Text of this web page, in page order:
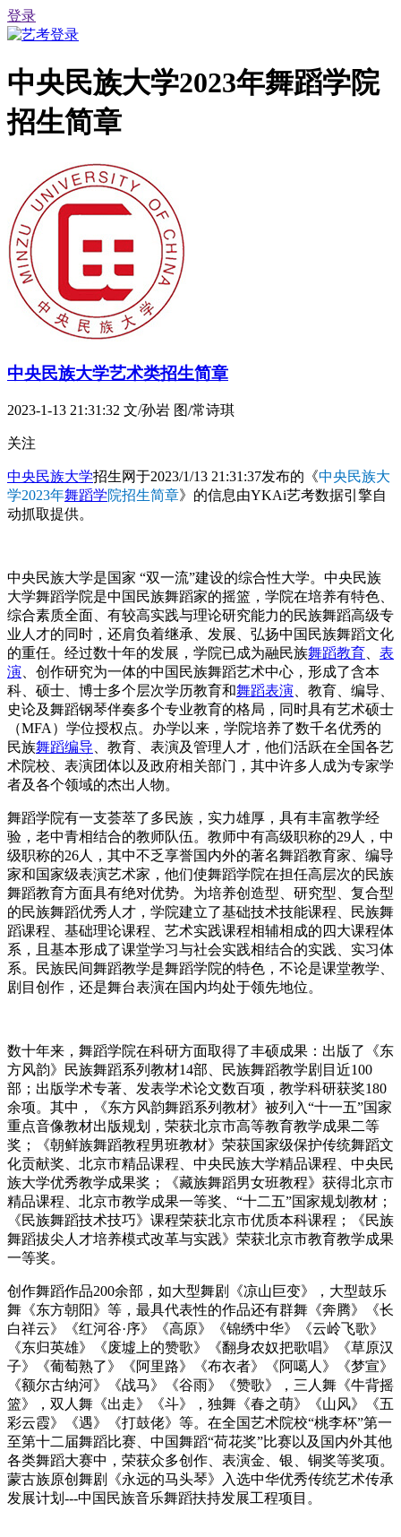
登录
中央民族大学2023年舞蹈学院
招生简章
中央民族大学艺术类招生简章
2023-1-13 21:31:32 文/孙岩 图/常诗琪
关注
中央民族大学招生网于2023/1/13 21:31:37发布的《中央民族大
学2023年舞蹈学院招生简章》的信息由YKAi艺考数据引擎自
动抓取提供。
中央民族大学是国家 “双一流”建设的综合性大学。中央民族
大学舞蹈学院是中国民族舞蹈家的摇篮，学院在培养有特色、
综合素质全面、有较高实践与理论研究能力的民族舞蹈高级专
业人才的同时，还肩负着继承、发展、弘扬中国民族舞蹈文化
的重任。经过数十年的发展，学院已成为融民族舞蹈教育
表
演 、创作研究为一体的中国民族舞蹈艺术中心，形成了含本
科、硕士、博士多个层次学历教育和舞蹈表演 、教育、编导、
史论及舞蹈钢琴伴奏多个专业教育的格局，同时具有艺术硕士
（MFA）学位授权点。办学以来，学院培养了数千名优秀的
民族舞蹈编导 、教育、表演及管理人才，他们活跃在全国各艺
术院校、表演团体以及政府相关部门，其中许多人成为专家学
者及各个领域的杰出人物。
舞蹈学院有一支荟萃了多民族，实力雄厚，具有丰富教学经
验，老中青相结合的教师队伍。教师中有高级职称的29人，中
级职称的26人，其中不乏享誉国内外的著名舞蹈教育家、编导
家和国家级表演艺术家，他们使舞蹈学院在担任高层次的民族
舞蹈教育方面具有绝对优势。为培养创造型、研究型、复合型
的民族舞蹈优秀人才，学院建立了基础技术技能课程、民族舞
蹈课程、基础理论课程、艺术实践课程相辅相成的四大课程体
系，且基本形成了课堂学习与社会实践相结合的实践、实习体
系。民族民间舞蹈教学是舞蹈学院的特色，不论是课堂教学、
剧目创作，还是舞台表演在国内均处于领先地位。
数十年来，舞蹈学院在科研方面取得了丰硕成果：出版了《东
方风韵》民族舞蹈系列教材14部、民族舞蹈教学剧目近100
部；出版学术专著、发表学术论文数百项，教学科研获奖180
余项。其中，《东方风韵舞蹈系列教材》被列入“十一五”国家
重点音像教材出版规划，荣获北京市高等教育教学成果二等
奖；《朝鲜族舞蹈教程男班教材》荣获国家级保护传统舞蹈文
化贡献奖、北京市精品课程、中央民族大学精品课程、中央民
族大学优秀教学成果奖；《藏族舞蹈男女班教程》获得北京市
精品课程、北京市教学成果一等奖、“十二五”国家规划教材；
《民族舞蹈技术技巧》课程荣获北京市优质本科课程；《民族
舞蹈拔尖人才培养模式改革与实践》荣获北京市教育教学成果
一等奖。
创作舞蹈作品200余部，如大型舞剧《凉山巨变》，大型鼓乐
舞《东方朝阳》等，最具代表性的作品还有群舞《奔腾》《长
白祥云》《红河谷·序》《高原》《锦绣中华》《云岭飞歌》
《东归英雄》《废墟上的赞歌》《翻身农奴把歌唱》《草原汉
子》《葡萄熟了》《阿里路》《布衣者》《阿噶人》《梦宣》
《额尔古纳河》《战马》《谷雨》《赞歌》，三人舞《牛背摇
篮》，双人舞《出走》《斗》，独舞《春之萌》《山风》《五
彩云霞》《遇》《打鼓佬》等。在全国艺术院校“桃李杯”第一
至第十二届舞蹈比赛、中国舞蹈“荷花奖”比赛以及国内外其他
各类舞蹈大赛中，荣获众多创作、表演金、银、铜奖等奖项。
蒙古族原创舞剧《永远的马头琴》入选中华优秀传统艺术传承
发展计划---中国民族音乐舞蹈扶持发展工程项目。